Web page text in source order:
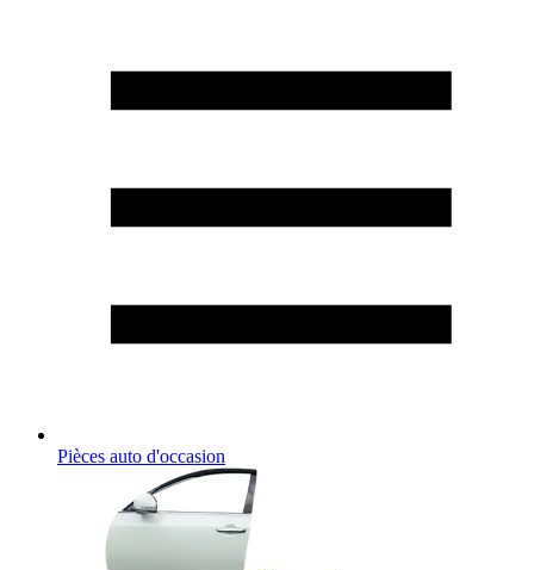
Pièces auto d'occasion